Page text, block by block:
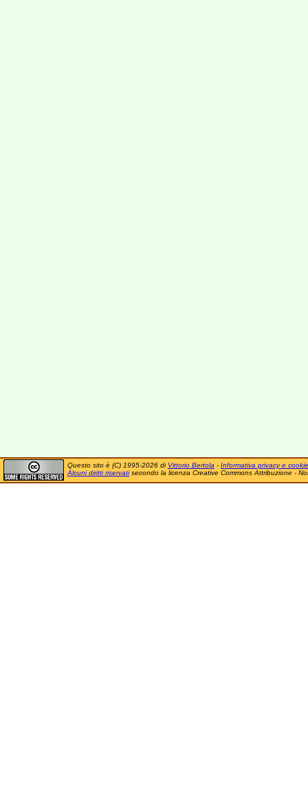
Questo sito è (C) 1995-2026 di Vittorio Bertola - Informativa privacy e cookie
Alcuni diritti riservatisecondo la licenza Creative Commons Attribuzione -